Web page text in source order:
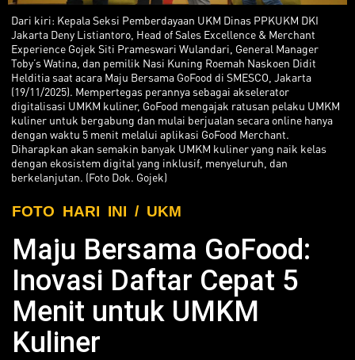
Dari kiri: Kepala Seksi Pemberdayaan UKM Dinas PPKUKM DKI
Jakarta Deny Listiantoro, Head of Sales Excellence & Merchant
Experience Gojek Siti Prameswari Wulandari, General Manager
Toby’s Watina, dan pemilik Nasi Kuning Roemah Naskoen Didit
Helditia saat acara Maju Bersama GoFood di SMESCO, Jakarta
(19/11/2025). Mempertegas perannya sebagai akselerator
digitalisasi UMKM kuliner, GoFood mengajak ratusan pelaku UMKM
kuliner untuk bergabung dan mulai berjualan secara online hanya
dengan waktu 5 menit melalui aplikasi GoFood Merchant.
Diharapkan akan semakin banyak UMKM kuliner yang naik kelas
dengan ekosistem digital yang inklusif, menyeluruh, dan
berkelanjutan. (Foto Dok. Gojek)
FOTO HARI INI / UKM
Maju Bersama GoFood:
Inovasi Daftar Cepat 5
Menit untuk UMKM
Kuliner